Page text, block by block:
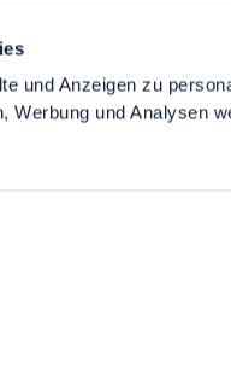
und Anzeigen zu
Werbung und Analysen